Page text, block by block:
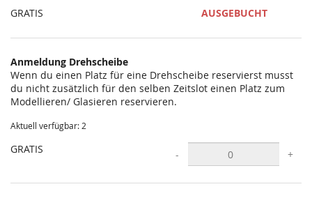
GRATIS
AUSGEBUCHT
Anmeldung Drehscheibe
Wenn du einen Platz für eine Drehscheibe reservierst musst
du nicht zusätzlich für den selben Zeitslot einen Platz zum
Modellieren/ Glasieren reservieren.
Aktuell verfügbar: 2
GRATIS - +